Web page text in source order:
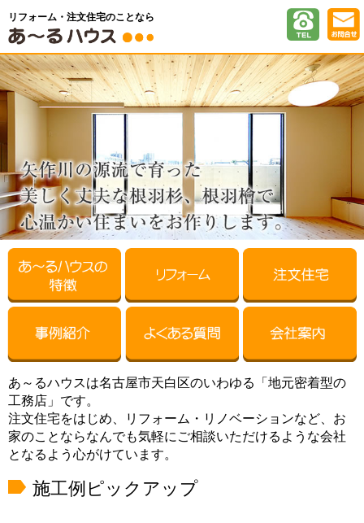
リフォーム・注文住宅のことなら
あ～るハウスは名古屋市天白区のいわゆる「地元密着型の
工務店」です。
注文住宅をはじめ、リフォーム・リノベーションなど、お
家のことならなんでも気軽にご相談いただけるような会社
となるよう心がけています。
施工例ピックアップ